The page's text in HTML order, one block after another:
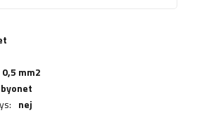
0,5 mm2
nej